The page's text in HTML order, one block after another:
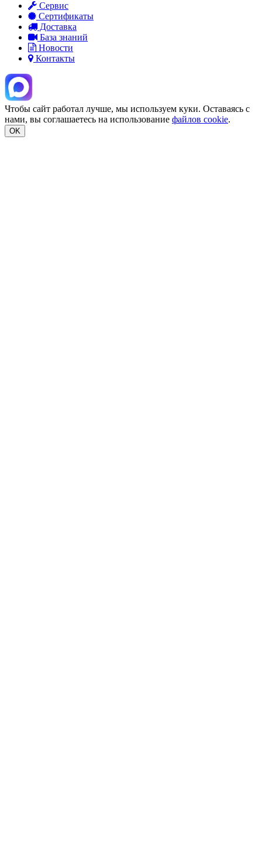
Сервис
Сертификаты
Доставка
База знаний
Новости
Контакты
Чтобы сайт работал лучше, мы используем куки. Оставаясь с
нами, вы соглашаетесь на использование файлов cookie.
OK